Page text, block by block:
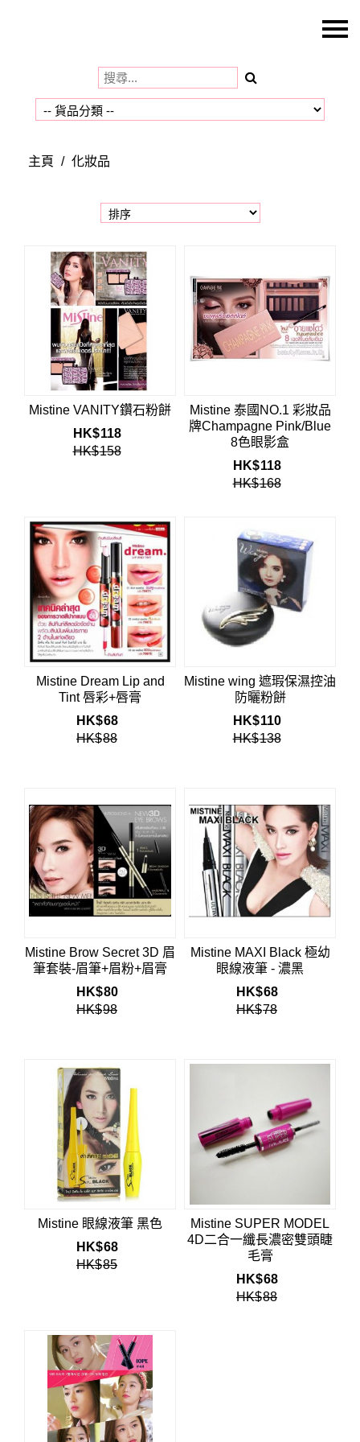
特價貨品
聯絡我們
主頁 / 化妝品
Mistine VANITY鑽石粉餅
HK$118
HK$158
Mistine 泰國NO.1 彩妝品
牌Champagne Pink/Blue
8色眼影盒
HK$118
HK$168
Mistine Dream Lip and
Tint 唇彩+唇膏
HK$68
HK$88
Mistine wing 遮瑕保濕控油
防曬粉餅
HK$110
HK$138
Mistine Brow Secret 3D 眉
筆套裝-眉筆+眉粉+眉膏
HK$80
HK$98
Mistine MAXI Black 極幼
眼線液筆 - 濃黑
HK$68
HK$78
Mistine 眼線液筆 黑色
HK$68
HK$85
Mistine SUPER MODEL
4D二合一纖長濃密雙頭睫
毛膏
HK$68
HK$88